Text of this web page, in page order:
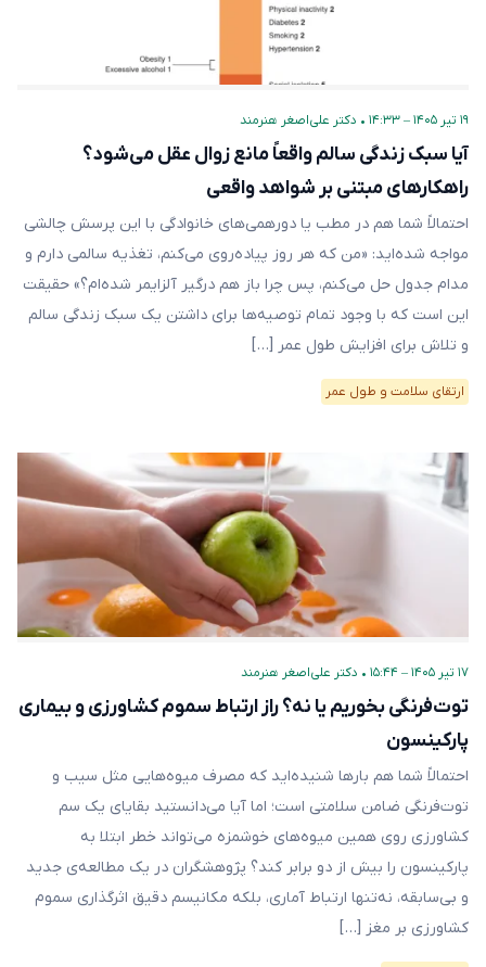
۱۹ تیر ۱۴۰۵ – ۱۴:۳۳ • دکتر علی‌اصغر هنرمند
آیا سبک زندگی سالم واقعاً مانع زوال عقل می‌شود؟
راهکارهای مبتنی بر شواهد واقعی
احتمالاً شما هم در مطب یا دورهمی‌های خانوادگی با این پرسش چالشی
مواجه شده‌اید: «من که هر روز پیاده‌روی می‌کنم، تغذیه سالمی دارم و
مدام جدول حل می‌کنم، پس چرا باز هم درگیر آلزایمر شده‌ام؟» حقیقت
این است که با وجود تمام توصیه‌ها برای داشتن یک سبک زندگی سالم
و تلاش برای افزایش طول عمر […]
ارتقای سلامت و طول عمر
۱۷ تیر ۱۴۰۵ – ۱۵:۴۴ • دکتر علی‌اصغر هنرمند
توت‌فرنگی بخوریم یا نه؟ راز ارتباط سموم کشاورزی و بیماری
پارکینسون
احتمالاً شما هم بارها شنیده‌اید که مصرف میوه‌هایی مثل سیب و
توت‌فرنگی ضامن سلامتی است؛ اما آیا می‌دانستید بقایای یک سم
کشاورزی روی همین میوه‌های خوشمزه می‌تواند خطر ابتلا به
پارکینسون را بیش از دو برابر کند؟ پژوهشگران در یک مطالعه‌ی جدید
و بی‌سابقه، نه‌تنها ارتباط آماری، بلکه مکانیسم دقیق اثرگذاری سموم
کشاورزی بر مغز […]